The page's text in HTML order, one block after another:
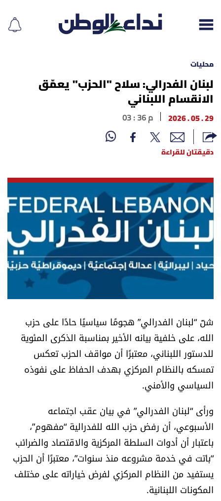
إقرأ الجريدة
لبنان
الغلاف
نداء اليوم
محليات
أسرار
متفرقات
نداء القرّاء
كتّابنا
تحت المجهر
اقتصاد
العالم
الصحافة الإسرائيلية
محليات
لبنان الفدرالي: سلاح "الحزب" يعمّق
الانقسام اللبناني
29 . 05 . 2026 03 : 36 م
دقيقتان للقراءة
شنّ “لبنان الفدرالي” هجومًا سياسيًا حادًا على حزب
الله، على خلفية بيانه الأخير بمناسبة الذكرى المئوية
للدستور اللبناني، معتبرًا أن مواقف الحزب تعكس
تمسكه بالنظام المركزي بهدف الحفاظ على نفوذه
السياسي والأمني.
ورأى “لبنان الفدرالي” في بيان عقب اجتماعه
الأسبوعي، أن رفض حزب الله للفدرالية “مفهوم”،
باعتبار أن أدوات السلطة المركزية والاقتصاد والضرائب
“باتت في خدمة مشروعه منذ سنوات”، معتبرًا أن الحزب
يستفيد من النظام المركزي لفرض خياراته على مختلف
المكونات اللبنانية.